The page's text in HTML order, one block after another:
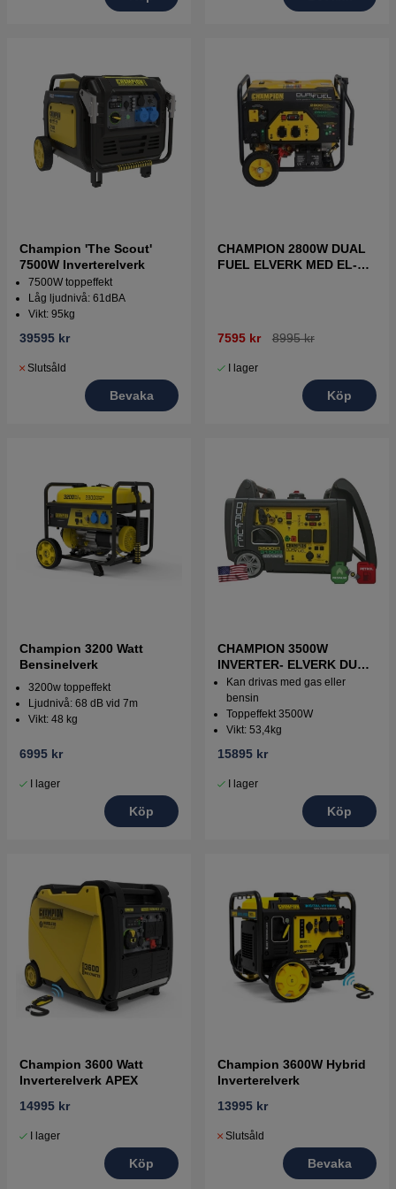
Champion 'The Scout'
7500W Inverterelverk
7500W toppeffekt
Låg ljudnivå: 61dBA
Vikt: 95kg
39595 kr
Slutsåld
Bevaka
CHAMPION 2800W DUAL
FUEL ELVERK MED EL-
7595 kr 8995 kr
I lager
Köp
Champion 3200 Watt
Bensinelverk
3200w toppeffekt
Ljudnivå: 68 dB vid 7m
Vikt: 48 kg
6995 kr
I lager
Köp
CHAMPION 3500W
INVERTER- ELVERK DUAL
FUEL
Kan drivas med gas eller
bensin
Toppeffekt 3500W
Vikt: 53,4kg
15895 kr
I lager
Köp
Champion 3600 Watt
Inverterelverk APEX
14995 kr
I lager
Köp
Champion 3600W Hybrid
Inverterelverk
13995 kr
Slutsåld
Bevaka